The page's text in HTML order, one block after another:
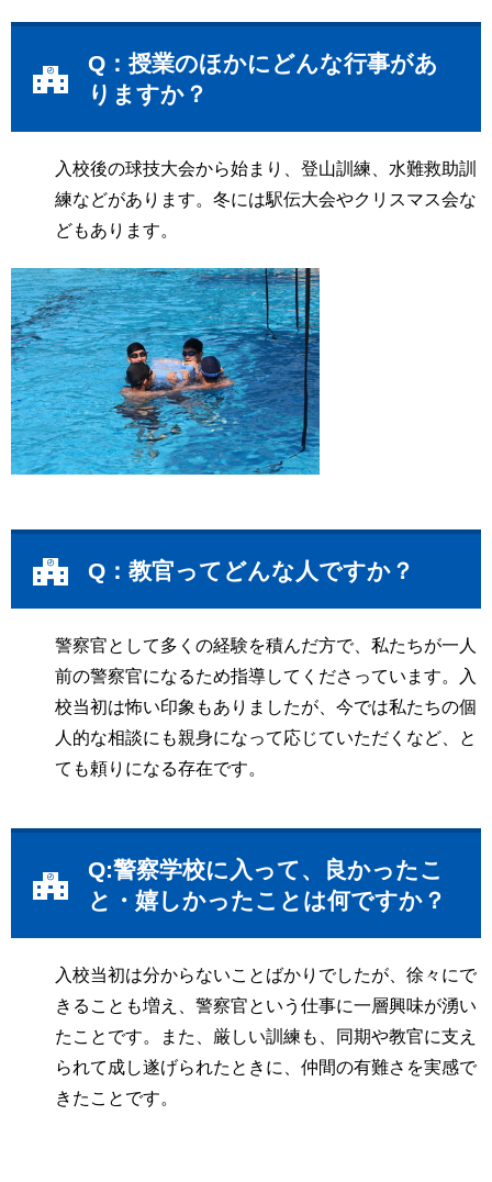
Q：授業のほかにどんな行事があ
りますか？
入校後の球技大会から始まり、登山訓練、水難救助訓
練などがあります。冬には駅伝大会やクリスマス会な
どもあります。
Q：教官ってどんな人ですか？
警察官として多くの経験を積んだ方で、私たちが一人
前の警察官になるため指導してくださっています。入
校当初は怖い印象もありましたが、今では私たちの個
人的な相談にも親身になって応じていただくなど、と
ても頼りになる存在です。
Q:警察学校に入って、良かったこ
と・嬉しかったことは何ですか？
入校当初は分からないことばかりでしたが、徐々にで
きることも増え、警察官という仕事に一層興味が湧い
たことです。また、厳しい訓練も、同期や教官に支え
られて成し遂げられたときに、仲間の有難さを実感で
きたことです。